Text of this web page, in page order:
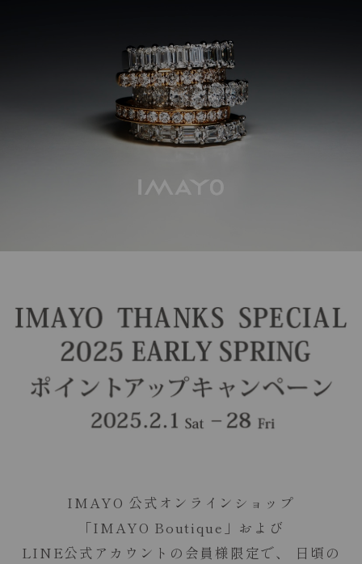
IMAYO 公式オンラインショップ
「IMAYO Boutique」および
LINE公式アカウントの会員様限定で、
日頃の